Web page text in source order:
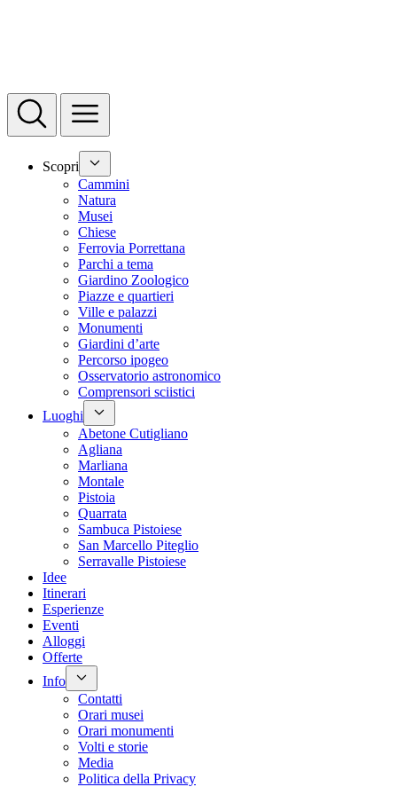
Scopri
Cammini
Natura
Musei
Chiese
Ferrovia Porrettana
Parchi a tema
Giardino Zoologico
Piazze e quartieri
Ville e palazzi
Monumenti
Giardini d’arte
Percorso ipogeo
Osservatorio astronomico
Comprensori sciistici
Luoghi
Abetone Cutigliano
Agliana
Marliana
Montale
Pistoia
Quarrata
Sambuca Pistoiese
San Marcello Piteglio
Serravalle Pistoiese
Idee
Itinerari
Esperienze
Eventi
Alloggi
Offerte
Info
Contatti
Orari musei
Orari monumenti
Volti e storie
Media
Politica della Privacy